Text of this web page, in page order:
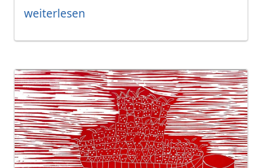
weiterlesen